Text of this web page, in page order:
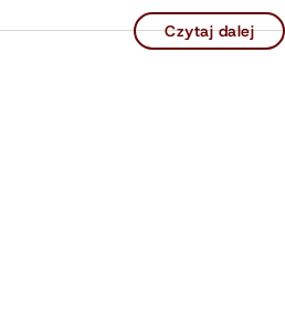
Czytaj dalej